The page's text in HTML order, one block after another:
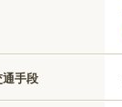
手段